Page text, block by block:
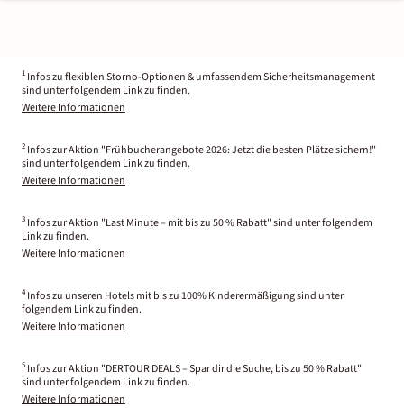
1 Infos zu flexiblen Storno-Optionen & umfassendem Sicherheitsmanagement
sind unter folgendem Link zu finden.
Weitere Informationen
2 Infos zur Aktion "Frühbucherangebote 2026: Jetzt die besten Plätze sichern!"
sind unter folgendem Link zu finden.
Weitere Informationen
3 Infos zur Aktion "Last Minute – mit bis zu 50 % Rabatt" sind unter folgendem
Link zu finden.
Weitere Informationen
4 Infos zu unseren Hotels mit bis zu 100% Kinderermäßigung sind unter
folgendem Link zu finden.
Weitere Informationen
5 Infos zur Aktion "DERTOUR DEALS – Spar dir die Suche, bis zu 50 % Rabatt"
sind unter folgendem Link zu finden.
Weitere Informationen